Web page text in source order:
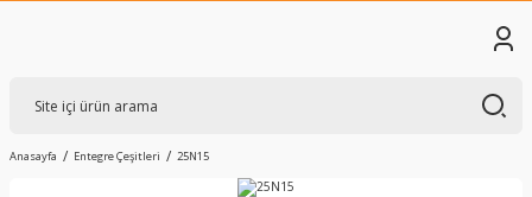
Anasayfa Entegre Çeşitleri 25N15